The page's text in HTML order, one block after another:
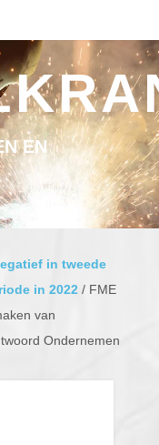
EN
in tweede
in 2022 / FME
van
Ondernemen